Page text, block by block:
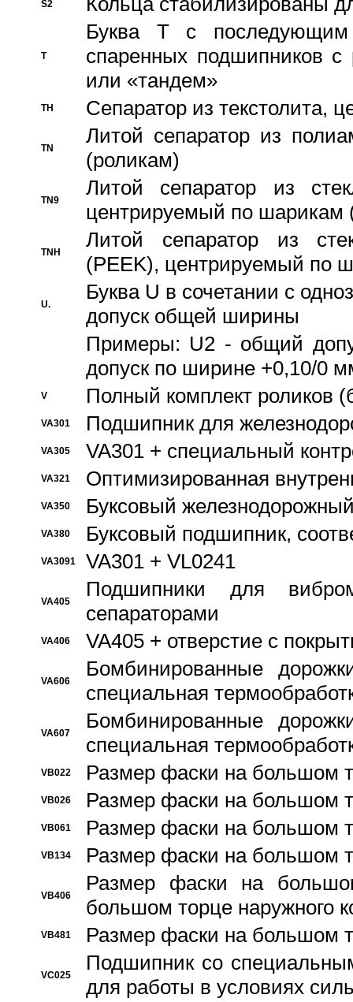
S2
T
Буква T с
спаренных подшипников
или «тандем»
TH Сепаратор из текстолита,
TN
Литой сепаратор из
(роликам)
TN9
Литой сепаратор из
центрируемый по шарикам
TNH
Литой сепаратор из
(PEEK), центрируемый по
U.
Буква U в сочетании с
допуск общей ширины
Примеры: U2 - общий
допуск по ширине +0,10/0
V Полный комплект роликов
VA301 Подшипник для
VA305 VA301 + специальный
VA321 Оптимизированная
VA350 Буксовый
VA380 Буксовый подшипник,
VA3091 VA301 + VL0241
VA405
Подшипники для
сепараторами
VA406 VA405 + отверстие с
VA606
Бомбинированные
специальная
VA607
Бомбинированные
специальная
VB022 Размер фаски на большом
VB026 Размер фаски на большом
VB061 Размер фаски на большом
VB134 Размер фаски на большом
VB406
Размер фаски на
большом торце наружного
VB481 Размер фаски на большом
VC025
Подшипник со
для работы в условиях